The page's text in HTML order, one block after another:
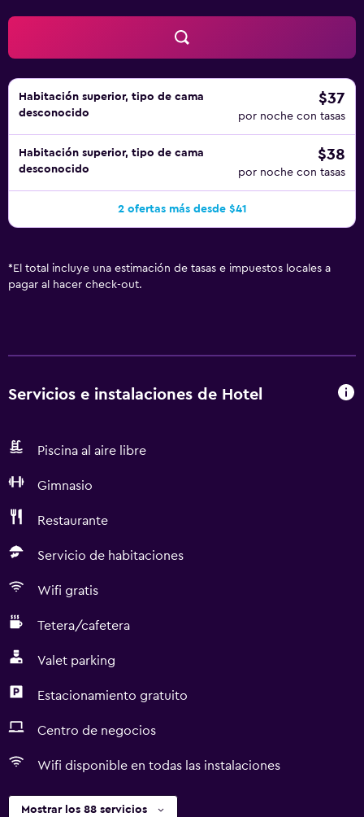
Habitación superior, tipo de cama
desconocido
$37
por noche con tasas
Habitación superior, tipo de cama
desconocido
$38
por noche con tasas
2 ofertas más desde $41
* El total incluye una estimación de tasas e impuestos locales a
pagar al hacer check-out.
Servicios e instalaciones de Hotel
Piscina al aire libre
Gimnasio
Restaurante
Servicio de habitaciones
Wifi gratis
Tetera/cafetera
Valet parking
Estacionamiento gratuito
Centro de negocios
Wifi disponible en todas las instalaciones
Mostrar los 88 servicios